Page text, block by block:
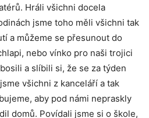
Hráli všichni docela
jsme toho měli všichni tak
a můžeme se přesunout do
nebo vínko pro naši trojici
a slíbili si, že se za týden
všichni z kanceláří a tak
aby pod námi nepraskly
domů. Povídali jsme si o škole,